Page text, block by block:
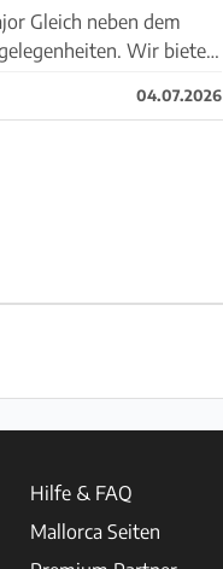
Wir bieten
04.07.2026
Hilfe & FAQ
Mallorca Seiten